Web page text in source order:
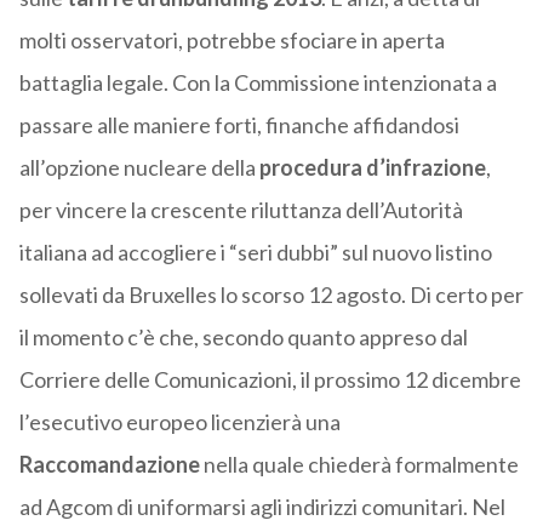
molti osservatori, potrebbe sfociare in aperta
battaglia legale. Con la Commissione intenzionata a
passare alle maniere forti, finanche affidandosi
all’opzione nucleare della procedura d’infrazione,
per vincere la crescente riluttanza dell’Autorità
italiana ad accogliere i “seri dubbi” sul nuovo listino
sollevati da Bruxelles lo scorso 12 agosto. Di certo per
il momento c’è che, secondo quanto appreso dal
Corriere delle Comunicazioni, il prossimo 12 dicembre
l’esecutivo europeo licenzierà una
Raccomandazionenella quale chiederà formalmente
ad Agcom di uniformarsi agli indirizzi comunitari. Nel